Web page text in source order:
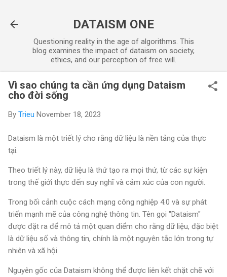
DATAISM ONE
Questioning reality in the age of algorithms. This
blog examines the impact of dataism on society,
ethics, and our perception of free will.
Vì sao chúng ta cần ứng dụng Dataism
cho đời sống
By Trieu November 18, 2023
Dataism là một triết lý cho rằng dữ liệu là nền tảng của thực
tại.
Theo triết lý này, dữ liệu là thứ tạo ra mọi thứ, từ các sự kiện
trong thế giới thực đến suy nghĩ và cảm xúc của con người.
Trong bối cảnh cuộc cách mạng công nghiệp 4.0 và sự phát
triển mạnh mẽ của công nghệ thông tin. Tên gọi "Dataism"
được đặt ra để mô tả một quan điểm cho rằng dữ liệu, đặc biệt
là dữ liệu số và thông tin, chính là một nguyên tắc lớn trong tự
nhiên và xã hội.
Nguyên gốc của Dataism không thể được liên kết chặt chẽ với